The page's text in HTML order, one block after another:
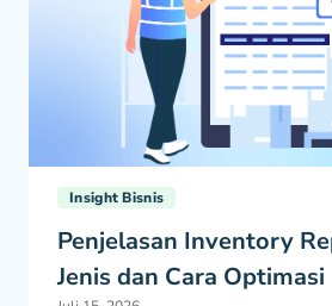
Insight Bisnis
Penjelasan Inventory
Jenis dan Cara Optimasi